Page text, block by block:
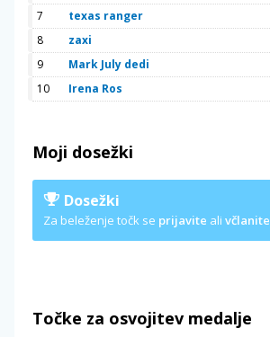
7
texas ranger
8
zaxi
9
Mark July dedi
10
Irena Ros
Moji dosežki
Dosežki
Za beleženje točk se prijavite ali včlanite
Točke za osvojitev medalje